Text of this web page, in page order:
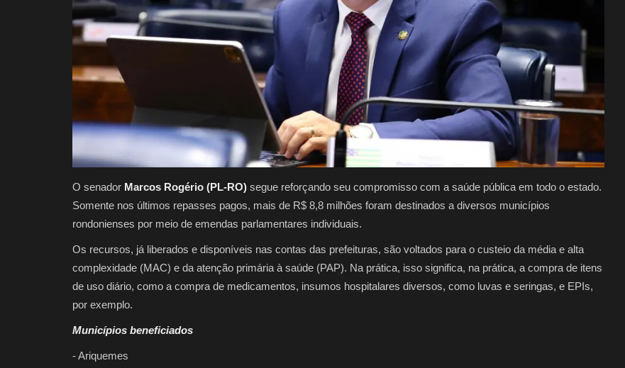
O senador Marcos Rogério (PL-RO) segue reforçando seu compromisso com a saúde pública em todo o estado.
Somente nos últimos repasses pagos, mais de R$ 8,8 milhões foram destinados a diversos municípios
rondonienses por meio de emendas parlamentares individuais.
Os recursos, já liberados e disponíveis nas contas das prefeituras, são voltados para o custeio da média e alta
complexidade (MAC) e da atenção primária à saúde (PAP). Na prática, isso significa, na prática, a compra de itens
de uso diário, como a compra de medicamentos, insumos hospitalares diversos, como luvas e seringas, e EPIs,
por exemplo.
Municípios beneficiados
- Ariquemes